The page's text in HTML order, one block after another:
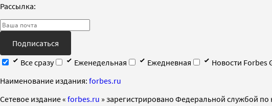
Рассылка:
Подписаться
Все сразу
Еженедельная Ежедневная
Новости Forbes
Наименование издания: forbes.ru
Cетевое издание « forbes.ru » зарегистрировано Федеральной службой